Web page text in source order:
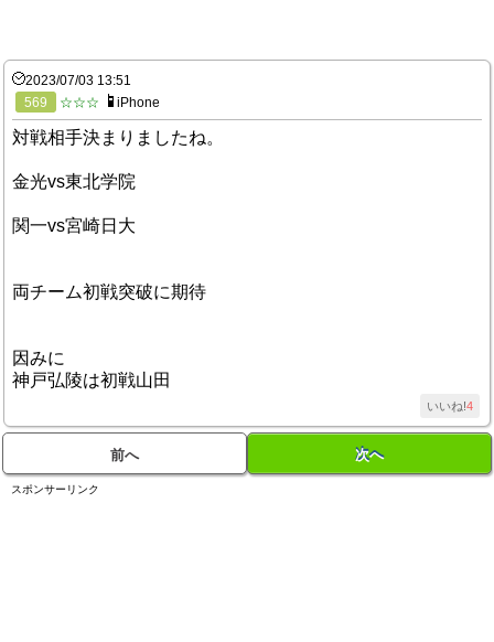
2023/07/03 13:51
569
☆☆☆ iPhone
対戦相手決まりましたね。
金光vs東北学院
関一vs宮崎日大
両チーム初戦突破に期待
因みに
神戸弘陵は初戦山田
いいね!4
前へ 次へ
スポンサーリンク